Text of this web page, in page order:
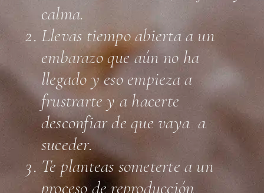
calma.
Llevas tiempo abierta a un
embarazo que aún no ha
llegado y eso empieza a
frustrarte y a hacerte
desconfiar de que vaya a
suceder.
Te planteas someterte a un
proceso de reproducción